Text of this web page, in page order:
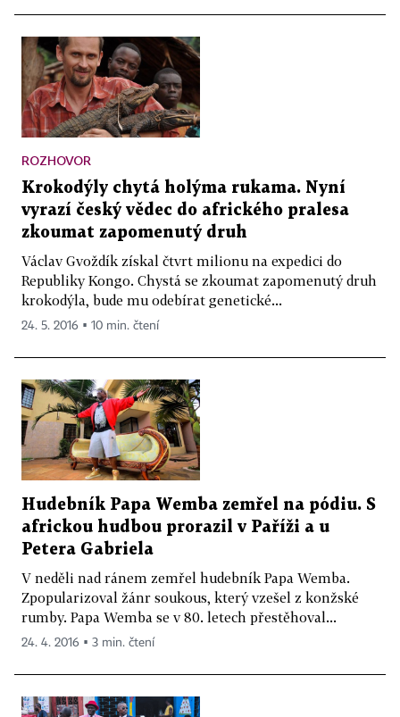
ROZHOVOR
Krokodýly chytá holýma rukama. Nyní
vyrazí český vědec do afrického pralesa
zkoumat zapomenutý druh
Václav Gvoždík získal čtvrt milionu na expedici do
Republiky Kongo. Chystá se zkoumat zapomenutý druh
krokodýla, bude mu odebírat genetické...
24. 5. 2016 ▪ 10 min. čtení
Hudebník Papa Wemba zemřel na pódiu. S
africkou hudbou prorazil v Paříži a u
Petera Gabriela
V neděli nad ránem zemřel hudebník Papa Wemba.
Zpopularizoval žánr soukous, který vzešel z konžské
rumby. Papa Wemba se v 80. letech přestěhoval...
24. 4. 2016 ▪ 3 min. čtení